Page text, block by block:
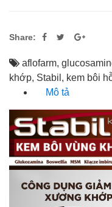
Share:
aflofarm,
khớp, Stabil , kem bôi
Mô tả